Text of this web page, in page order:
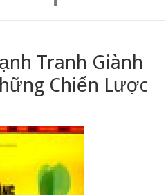
Tranh Giành
Chiến Lược